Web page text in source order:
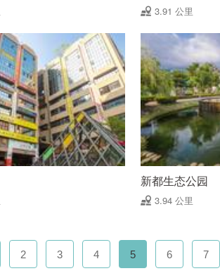
3.91 公里
新都生态公园
3.94 公里
2 3 4 5 6 7